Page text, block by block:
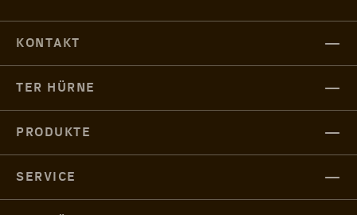
KONTAKT
TER HÜRNE
PRODUKTE
SERVICE